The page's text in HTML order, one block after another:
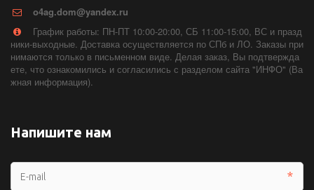
o4ag.dom@yandex.ru
График работы: ПН-ПТ 10:00-20:00, СБ 11:00-15:00, ВС и празд
ники-выходные. Доставка осуществляется по СПб и ЛО. Заказы при
нимаются только в письменном виде. Делая заказ, Вы подтвержда
ете, что ознакомились и согласились с разделом сайта "ИНФО" (Ва
жная информация).
Напишите нам
*